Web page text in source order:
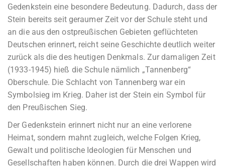
Gedenkstein eine besondere Bedeutung. Dadurch, dass der
Stein bereits seit geraumer Zeit vor der Schule steht und
an die aus den ostpreußischen Gebieten geflüchteten
Deutschen erinnert, reicht seine Geschichte deutlich weiter
zurück als die des heutigen Denkmals. Zur damaligen Zeit
(1933-1945) hieß die Schule nämlich „Tannenberg“
Oberschule. Die Schlacht von Tannenberg war ein
Symbolsieg im Krieg. Daher ist der Stein ein Symbol für
den Preußischen Sieg.
Der Gedenkstein erinnert nicht nur an eine verlorene
Heimat, sondern mahnt zugleich, welche Folgen Krieg,
Gewalt und politische Ideologien für Menschen und
Gesellschaften haben können. Durch die drei Wappen wird